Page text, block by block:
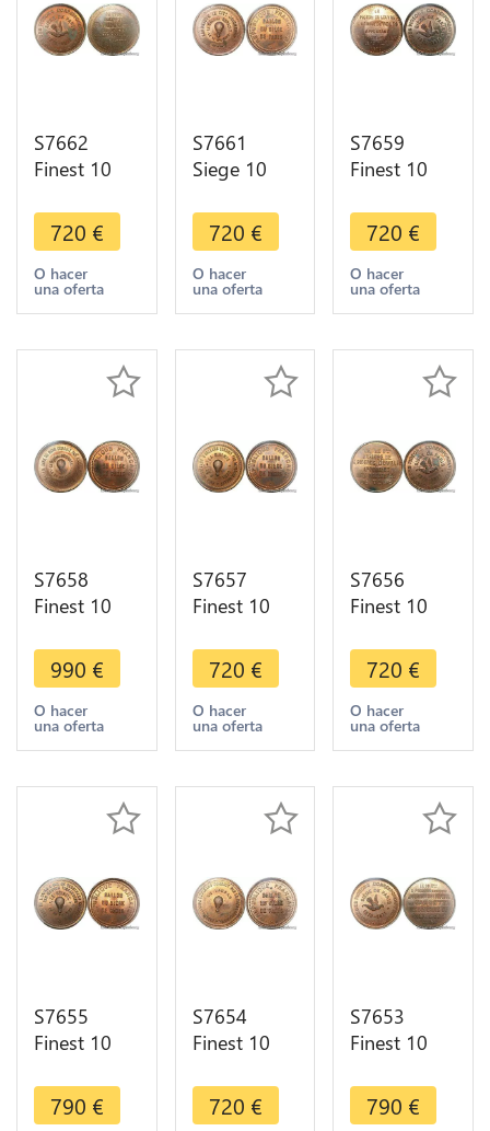
S7662
Finest 10
Balloon
Essai Siège
Paris Flor-
852 1870
GEM
720 €
O hacer
una oferta
S7661
Siege 10
Ballon
Renault
Balloon
Gare
1870 PCGS
MS65 RED
720 €
O hacer
una oferta
S7659
Finest 10
Balloon
Essai Siège
Paris Flor-
862 1870
GEM
720 €
O hacer
una oferta
S7658
Finest 10
Balloon
Essai Siège
Paris
Bourbaki
MS66 GEM
990 €
O hacer
una oferta
S7657
Finest 10
Balloon
Essai Siège
Paris
Gironde
MS64 GEM
720 €
O hacer
una oferta
S7656
Finest 10
Balloon
Essai Siège
Paris Flor-
848 1870
GEM
720 €
O hacer
una oferta
S7655
Finest 10
Balloon
Essai Siège
790 €
S7654
Finest 10
Balloon
Essai Siège
720 €
S7653
Finest 10
Balloon
Essai Siège
790 €